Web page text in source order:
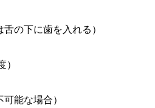
たは舌の下に歯を入れる）
０.９％濃度）
方法が不可能な場合）